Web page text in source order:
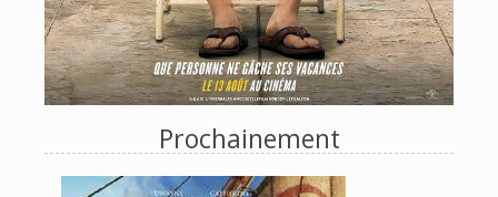
Prochainement